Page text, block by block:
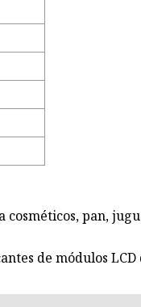
pan,
de módulos